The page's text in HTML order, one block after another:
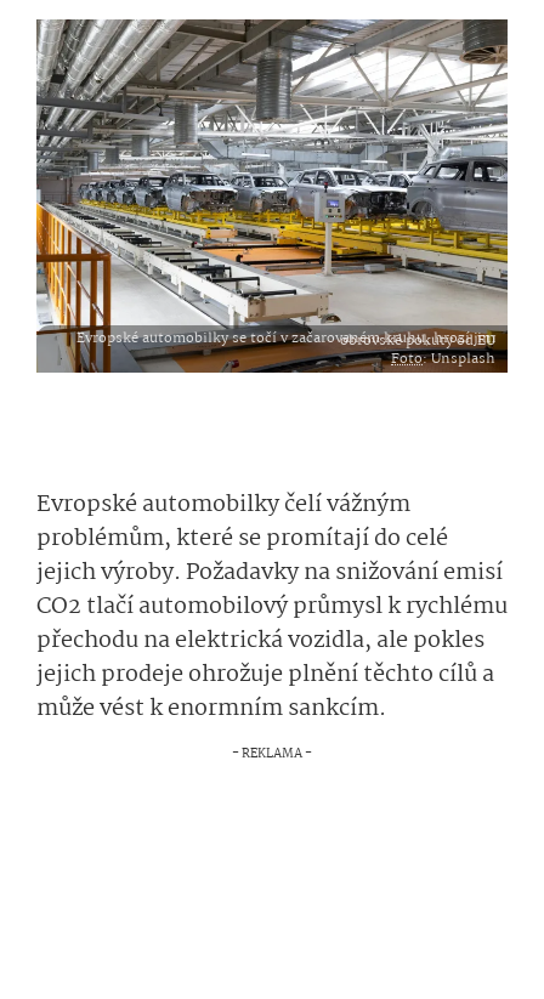
Evropské automobilky se točí v začarovaném kruhu, hrozí jim obrovské pokuty od EU
Foto: Unsplash
Evropské automobilky čelí vážným
problémům, které se promítají do celé
jejich výroby. Požadavky na snižování emisí
CO2 tlačí automobilový průmysl k rychlému
přechodu na elektrická vozidla, ale pokles
jejich prodeje ohrožuje plnění těchto cílů a
může vést k enormním sankcím.